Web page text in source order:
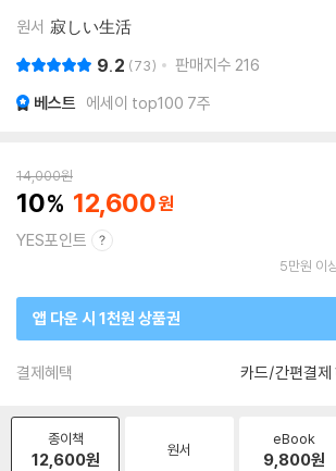
원서 寂しい生活
9.2 73 판매지수 216
베스트 에세이 top100 7주
14,000원
10 12,600
YES포인트
5만원 이
앱 다운 시 1천원 상품권
결제혜택 카드/간편결제
종이책
12,600원 원서
eBook
9,800원